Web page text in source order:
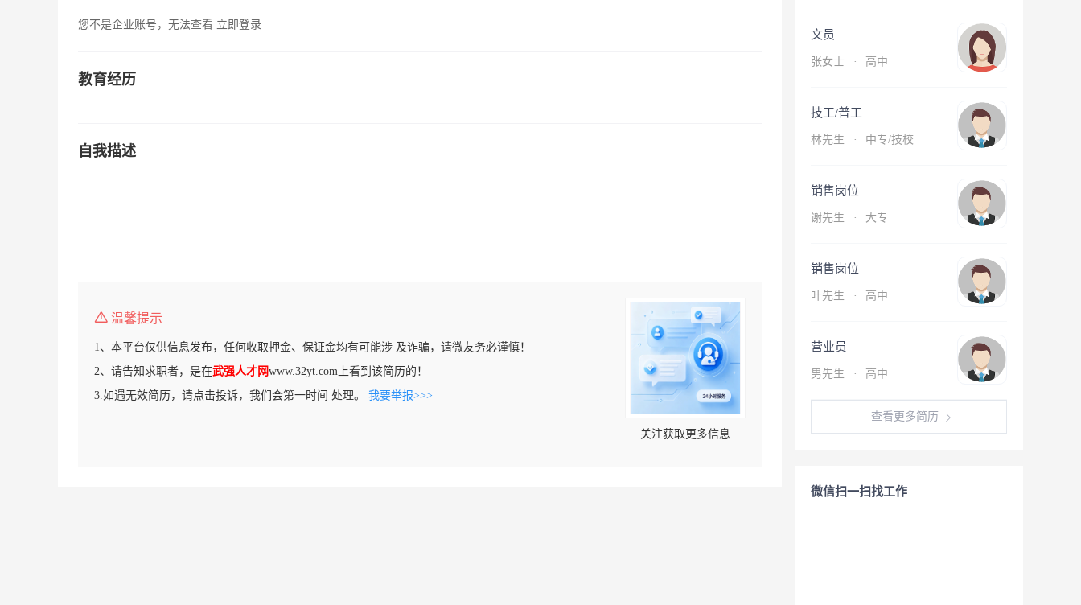
您不是企业账号，无法查看 立即登录
教育经历
自我描述
温馨提示
1、本平台仅供信息发布，任何收取押金、保证金均有可能涉 及诈骗，请微友务必谨慎！
2、请告知求职者，是在武强人才网www.32yt.com上看到该简历的！
3.如遇无效简历，请点击投诉，我们会第一时间 处理。 我要举报>>>
关注获取更多信息
文员
张女士 · 高中
技工/普工
林先生 · 中专/技校
销售岗位
谢先生 · 大专
销售岗位
叶先生 · 高中
营业员
男先生 · 高中
查看更多简历
微信扫一扫找工作